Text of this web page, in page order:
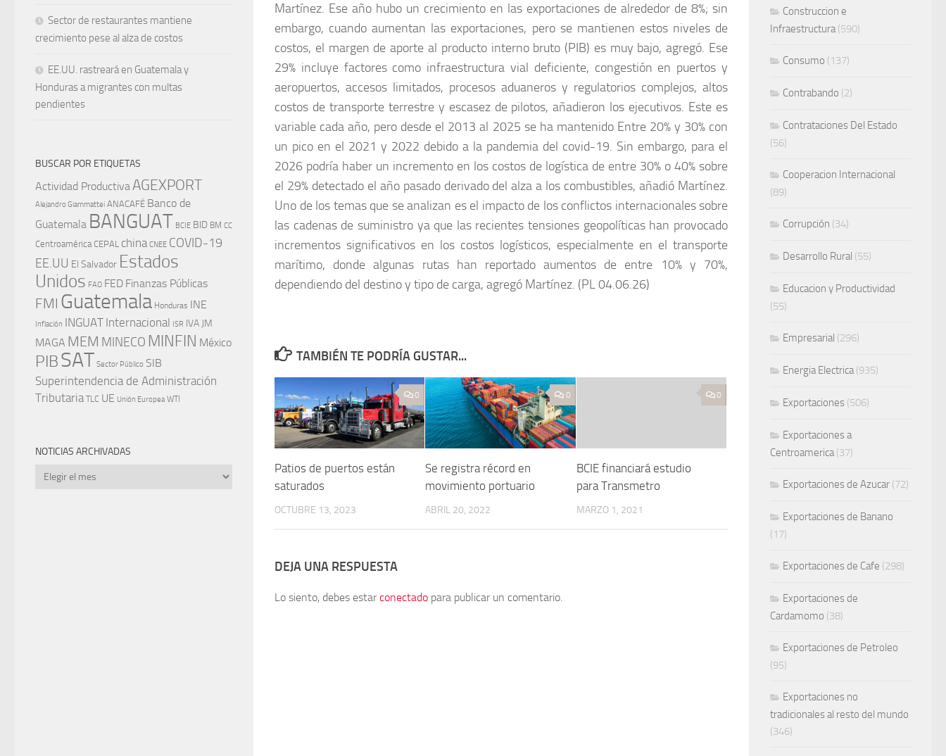
Martínez. Ese año hubo un crecimiento en las exportaciones de alrededor de 8%; sin
embargo, cuando aumentan las exportaciones, pero se mantienen estos niveles de
costos, el margen de aporte al producto interno bruto (PIB) es muy bajo, agregó. Ese
29% incluye factores como infraestructura vial deficiente, congestión en puertos y
aeropuertos, accesos limitados, procesos aduaneros y regulatorios complejos, altos
costos de transporte terrestre y escasez de pilotos, añadieron los ejecutivos. Este es
variable cada año, pero desde el 2013 al 2025 se ha mantenido Entre 20% y 30% con
un pico en el 2021 y 2022 debido a la pandemia del covid-19. Sin embargo, para el
2026 podría haber un incremento en los costos de logística de entre 30% o 40% sobre
el 29% detectado el año pasado derivado del alza a los combustibles, añadió Martínez.
Uno de los temas que se analizan es el impacto de los conflictos internacionales sobre
las cadenas de suministro ya que las recientes tensiones geopolíticas han provocado
incrementos significativos en los costos logísticos, especialmente en el transporte
marítimo, donde algunas rutas han reportado aumentos de entre 10% y 70%,
dependiendo del destino y tipo de carga, agregó Martínez. (PL 04.06.26)
TAMBIÉN TE PODRÍA GUSTAR...
0
Patios de puertos están
saturados
OCTUBRE 13, 2023
0
Se registra récord en
movimiento portuario
ABRIL 20, 2022
0
BCIE financiará estudio
para Transmetro
MARZO 1, 2021
DEJA UNA RESPUESTA
Lo siento, debes estarconectado para publicar un comentario.
Sector de restaurantes mantiene
crecimiento pese al alza de costos
EE.UU. rastreará en Guatemala y
Honduras a migrantes con multas
pendientes
BUSCAR POR ETIQUETAS
Actividad ProductivaAGEXPORT
Alejandro Giammattei ANACAFÉ Banco de
Guatemala BANGUAT BCIE BID BM CC
Centroamérica CEPAL china CNEE COVID-19
EE.UU El Salvador Estados
Unidos FAO FED Finanzas Públicas
FMI Guatemala Honduras INE
Inflación INGUAT Internacional ISR IVA JM
MAGA MEM MINECO MINFIN México
PIBSAT Sector Público SIB
Superintendencia de Administración
Tributaria TLC UE Unión Europea WTI
NOTICIAS ARCHIVADAS
Noticias
Construccion e
Infraestructura(590)
Consumo (137)
Contrabando (2)
Contrataciones Del Estado
(56)
Cooperacion Internacional
(89)
Corrupción (34)
Desarrollo Rural (55)
Educacion y Productividad
(55)
Empresarial (296)
Energia Electrica(935)
Exportaciones (506)
Exportaciones a
Centroamerica(37)
Exportaciones de Azucar (72)
Exportaciones de Banano
(17)
Exportaciones de Cafe (298)
Exportaciones de
Cardamomo (38)
Exportaciones de Petroleo
(95)
Exportaciones no
tradicionales al resto del mundo
(346)